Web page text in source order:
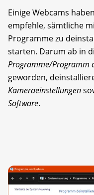
Einige Webcams
empfehle, sämtliche
Programme zu
starten. Darum ab in
Programme/Programm
geworden,
Kameraeinstellungen
Software.